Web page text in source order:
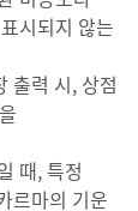
시되지 않는
출력 시, 상점
때, 특정
르마의 기운